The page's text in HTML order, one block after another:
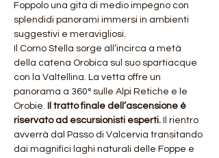
Foppolo una gita di medio impegno con
splendidi panorami immersi in ambienti
suggestivi e meravigliosi.
Il Corno Stella sorge all’incirca a metà
della catena Orobica sul suo spartiacque
con la Valtellina. La vetta offre un
panorama a 360° sulle Alpi Retiche e le
Orobie. Il tratto finale dell’ascensione è
riservato ad escursionisti esperti. Il rientro
avverrà dal Passo di Valcervia transitando
dai magnifici laghi naturali delle Foppe e